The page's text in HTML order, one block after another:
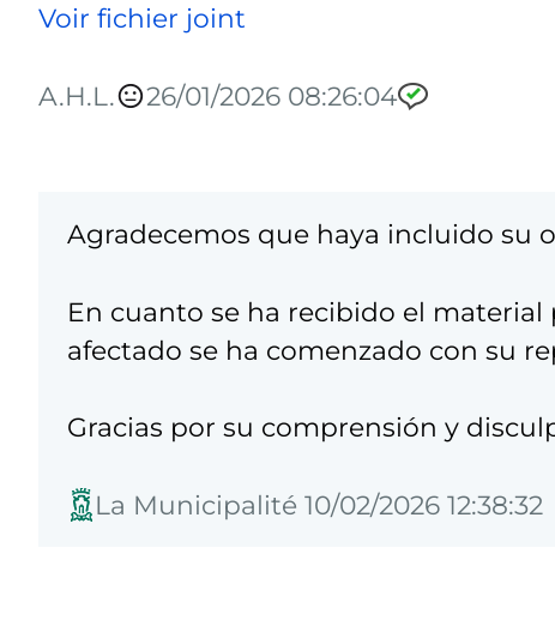
Voir fichier joint
A.H.L. 26/01/2026 08:26:04
Agradecemos que haya incluido su
En cuanto se ha recibido el
afectado se ha comenzado con su
Gracias por su comprensión y
La Municipalité 10/02/2026 12:38:32